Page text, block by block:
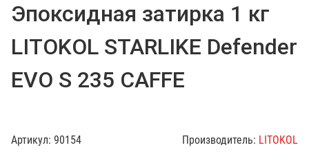
о
а
у
Эпоксидная затирка 1 кг
LITOKOL STARLIKE Defender
EVO S 235 CAFFE
Артикул: 90154 Производитель: LITOKOL